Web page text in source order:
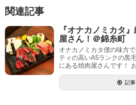
関連記事
『オナカノミカタ
屋さん！＠錦糸町
オナカノミカタ僕の味方
ティの高いA5ランクの黒
にある焼肉屋さんです！
記